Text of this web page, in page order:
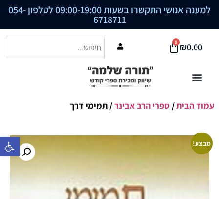
פתח סרגל
למענה אנושי התקשרו בשעות 09:00-19:00 לטלפון 054-
6718711
₪0.00
0
עמוד הבית/ ספרי הרב אבינר/ תמימי דרך
מבצע!